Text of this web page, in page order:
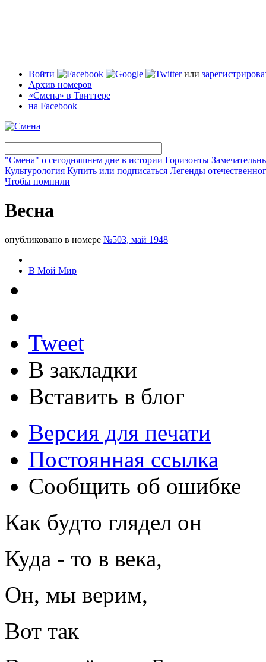
Войти или
Архив номеров
«Смена» в Твиттере
на Facebook
"Смена" о сегодняшнем дне в истории Горизонты
Культурология Купить или подписаться Легенды
Чтобы помнили
Весна
опубликовано в номере №503, май 1948
В Мой Мир
Tweet
В закладки
Вставить в блог
Версия для печати
Постоянная ссылка
Сообщить об ошибке
Как будто глядел он
Куда - то в века,
Он, мы верим,
Вот так